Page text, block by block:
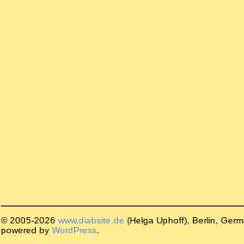
© 2005-2026 www.diabsite.de (Helga Uphoff), Berlin,
powered by WordPress.